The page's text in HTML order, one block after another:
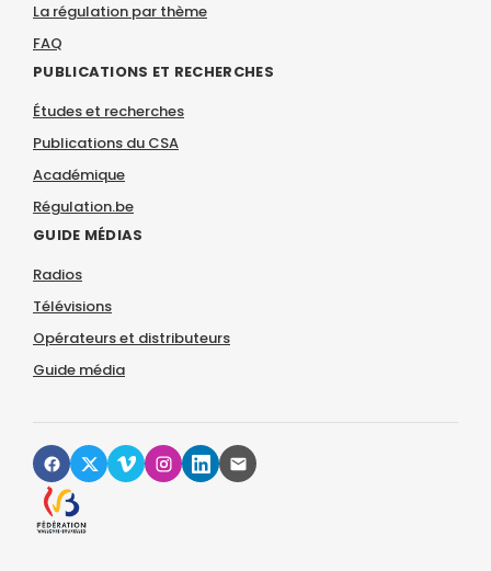
La régulation par thème
FAQ
PUBLICATIONS ET RECHERCHES
Études et recherches
Publications du CSA
Académique
Régulation.be
GUIDE MÉDIAS
Radios
Télévisions
Opérateurs et distributeurs
Guide média